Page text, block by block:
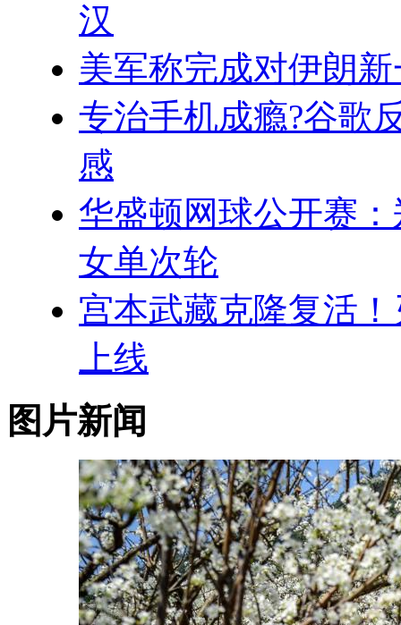
汉
美军称完成对伊朗
专治手机成瘾?谷歌
感
华盛顿网球公开赛
女单次轮
宫本武藏克隆复活
上线
图片新闻